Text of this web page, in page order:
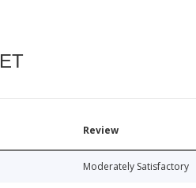
Review
Moderately Satisfactory